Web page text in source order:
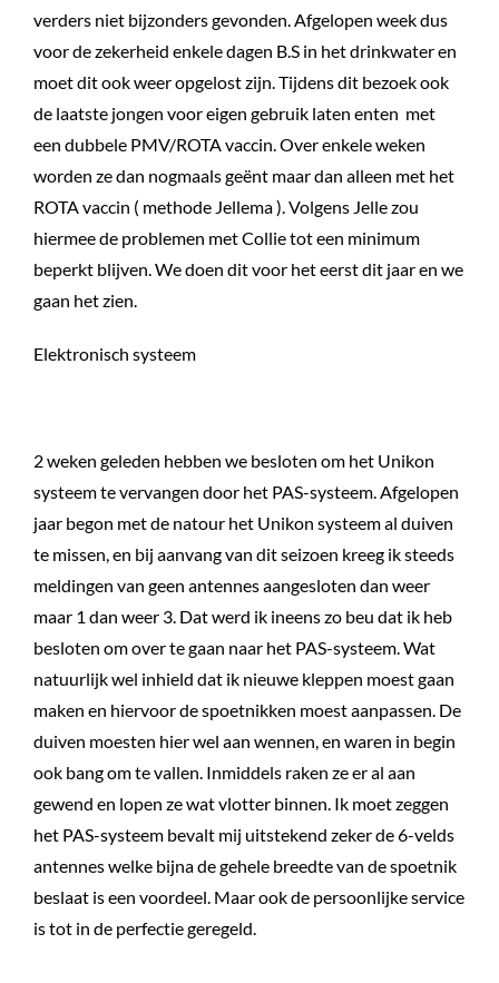
verders niet bijzonders gevonden. Afgelopen week dus
voor de zekerheid enkele dagen B.S in het drinkwater en
moet dit ook weer opgelost zijn. Tijdens dit bezoek ook
de laatste jongen voor eigen gebruik laten enten met
een dubbele PMV/ROTA vaccin. Over enkele weken
worden ze dan nogmaals geënt maar dan alleen met het
ROTA vaccin ( methode Jellema ). Volgens Jelle zou
hiermee de problemen met Collie tot een minimum
beperkt blijven. We doen dit voor het eerst dit jaar en we
gaan het zien.
Elektronisch systeem
2 weken geleden hebben we besloten om het Unikon
systeem te vervangen door het PAS-systeem. Afgelopen
jaar begon met de natour het Unikon systeem al duiven
te missen, en bij aanvang van dit seizoen kreeg ik steeds
meldingen van geen antennes aangesloten dan weer
maar 1 dan weer 3. Dat werd ik ineens zo beu dat ik heb
besloten om over te gaan naar het PAS-systeem. Wat
natuurlijk wel inhield dat ik nieuwe kleppen moest gaan
maken en hiervoor de spoetnikken moest aanpassen. De
duiven moesten hier wel aan wennen, en waren in begin
ook bang om te vallen. Inmiddels raken ze er al aan
gewend en lopen ze wat vlotter binnen. Ik moet zeggen
het PAS-systeem bevalt mij uitstekend zeker de 6-velds
antennes welke bijna de gehele breedte van de spoetnik
beslaat is een voordeel. Maar ook de persoonlijke service
is tot in de perfectie geregeld.